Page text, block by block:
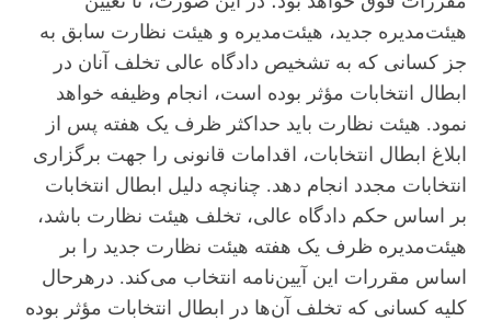
هیئت‌مدیره جدید، هیئت‌مدیره و هیئت نظارت سابق به
جز کسانی که به تشخیص دادگاه عالی تخلف آنان در
ابطال انتخابات مؤثر بوده است، انجام وظیفه خواهد
نمود. هیئت نظارت باید حداکثر ظرف یک هفته پس از
ابلاغ ابطال انتخابات، اقدامات قانونی را جهت برگزاری
انتخابات مجدد انجام دهد. چنانچه دلیل ابطال انتخابات
بر اساس حکم دادگاه عالی، تخلف هیئت نظارت باشد،
هیئت‌مدیره ظرف یک هفته هیئت نظارت جدید را بر
اساس مقررات این آیین‌نامه انتخاب می‌کند. درهرحال
کلیه کسانی که تخلف آن‌ها در ابطال انتخابات مؤثر بوده